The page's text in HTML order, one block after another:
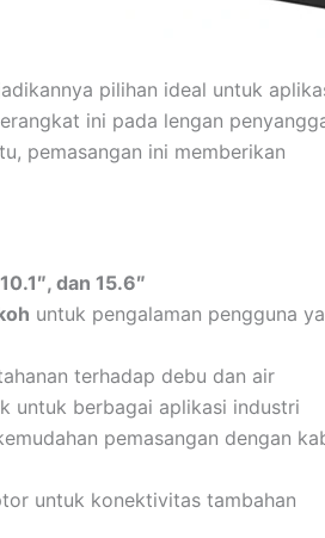
pilihan ideal untuk
ini pada lengan
pemasangan ini memberikan
dan 15.6″
untuk pengalaman pengguna
terhadap debu dan air
untuk berbagai aplikasi industri
pemasangan dengan
untuk konektivitas tambahan